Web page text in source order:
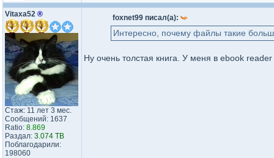
Vitaxa52 ®
Стаж: 11 лет 3 мес.
Сообщений: 1637
Ratio: 8.869
Раздал: 3.074 TB
Поблагодарили:
198060
foxnet99 писал(а):
Интересно, почему файлы такие
Ну очень толстая книга. У меня в ebook